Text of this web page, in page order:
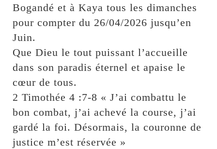
Bogandé et à Kaya tous les dimanches
pour compter du 26/04/2026 jusqu’en
Juin.
Que Dieu le tout puissant l’accueille
dans son paradis éternel et apaise le
cœur de tous.
2 Timothée 4 :7-8 « J’ai combattu le
bon combat, j’ai achevé la course, j’ai
gardé la foi. Désormais, la couronne de
justice m’est réservée »